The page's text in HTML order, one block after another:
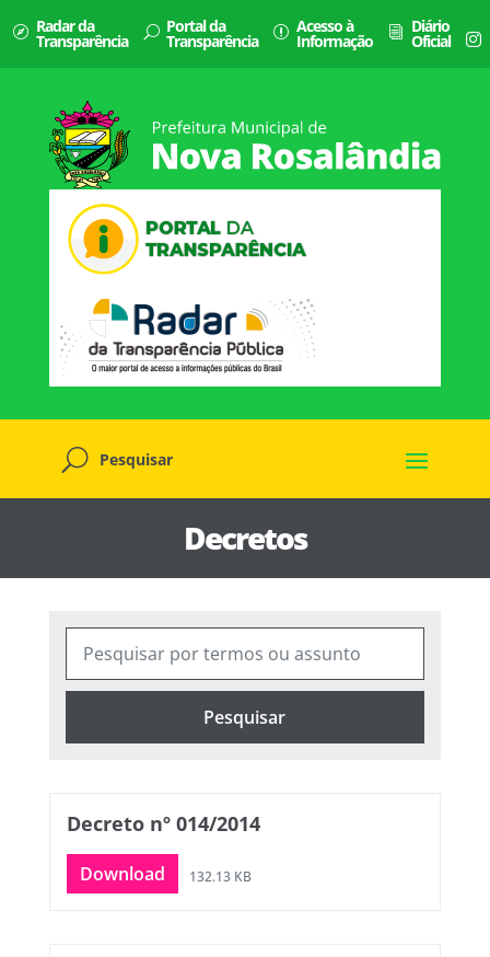
Radar da
Transparência
Portal da
Transparência
Acesso à
Informação
Diário
Oficial
Decretos
Pesquisar
Decreto nº 014/2014
Download 132.13 KB